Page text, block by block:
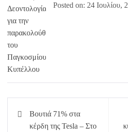
Posted on: 24 Ιουλίου,
Πλοήγηση
άρθρων
Βουτιά 71% στα
κέρδη της Tesla – Στο